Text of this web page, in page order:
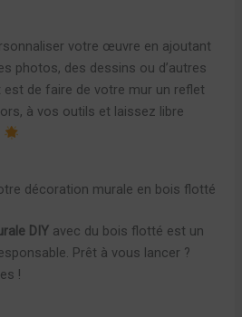
votre œuvre en ajoutant
photos, des dessins ou d’autres
de faire de votre mur un reflet
à vos outils et laissez libre
décoration murale en bois flotté
DIY avec du bois flotté est un
Prêt à vous lancer ?
!